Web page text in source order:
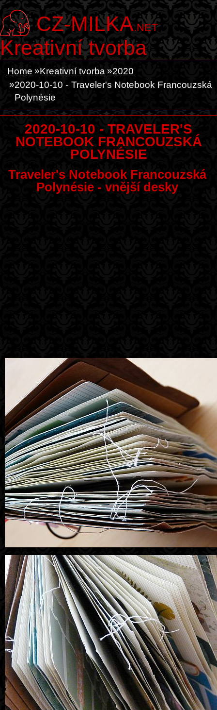
CZ-MILKA.NET
Kreativní tvorba
Home Kreativní tvorba
2020
2020-10-10 - Traveler's Notebook Francouzská
Polynésie
2020-10-10 - TRAVELER'S
NOTEBOOK FRANCOUZSKÁ
POLYNÉSIE
Traveler's Notebook Francouzská
Polynésie - vnější desky